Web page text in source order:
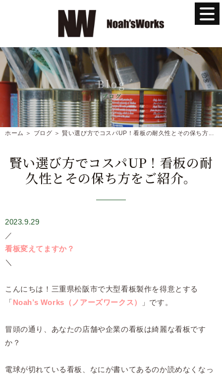
ホーム ＞ ブログ ＞ 賢い選び方でコスパUP！看板の耐久性とその保ち方...
賢い選び方でコスパUP！看板の耐
久性とその保ち方をご紹介。
2023.9.29
／
看板変えてますか？
＼
こんにちは！三重県松阪市で大型看板製作を得意とする
「Noah’s Works（ノアーズワークス） 」です。
冒頭の通り、あなたの店舗や企業の看板は綺麗な看板です
か？
電球が切れている看板、なにが書いてあるのか読めなくなっ